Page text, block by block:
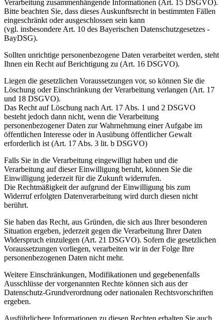
Verarbeitung zusammenhängende Informationen (Art. 15 DSGVO).
Bitte beachten Sie, dass dieses Auskunftsrecht in bestimmten Fällen
eingeschränkt oder ausgeschlossen sein kann
(vgl. insbesondere Art. 10 des Bayerischen Datenschutzgesetzes -
BayDSG).
Sollten unrichtige personenbezogene Daten verarbeitet werden, steht
Ihnen ein Recht auf Berichtigung zu (Art. 16 DSGVO).
Liegen die gesetzlichen Voraussetzungen vor, so können Sie die
Löschung oder Einschränkung der Verarbeitung verlangen (Art. 17
und 18 DSGVO).
Das Recht auf Löschung nach Art. 17 Abs. 1 und 2 DSGVO
besteht jedoch dann nicht, wenn die Verarbeitung
personenbezogener Daten zur Wahrnehmung einer Aufgabe im
öffentlichen Interesse oder in Ausübung öffentlicher Gewalt
erforderlich ist (Art. 17 Abs. 3 lit. b DSGVO)
Falls Sie in die Verarbeitung eingewilligt haben und die
Verarbeitung auf dieser Einwilligung beruht, können Sie die
Einwilligung jederzeit für die Zukunft widerrufen.
Die Rechtmäßigkeit der aufgrund der Einwilligung bis zum
Widerruf erfolgten Datenverarbeitung wird durch diesen nicht
berührt.
Sie haben das Recht, aus Gründen, die sich aus Ihrer besonderen
Situation ergeben, jederzeit gegen die Verarbeitung Ihrer Daten
Widerspruch einzulegen (Art. 21 DSGVO). Sofern die gesetzlichen
Voraussetzungen vorliegen, verarbeiten wir in der Folge Ihre
personenbezogenen Daten nicht mehr.
Weitere Einschränkungen, Modifikationen und gegebenenfalls
Ausschlüsse der vorgenannten Rechte können sich aus der
Datenschutz-Grundverordnung oder nationalen Rechtsvorschriften
ergeben.
Ausführlichere Informationen zu diesen Rechten erhalten Sie auch